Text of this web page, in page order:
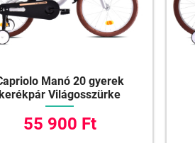
Manó 20 gyerek
Világosszürke
55 900 Ft